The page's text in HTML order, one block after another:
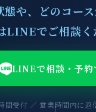
や、どのコース
LINEでご相談く
LINEで相談・予約
間受付 ／ 営業時間内に返